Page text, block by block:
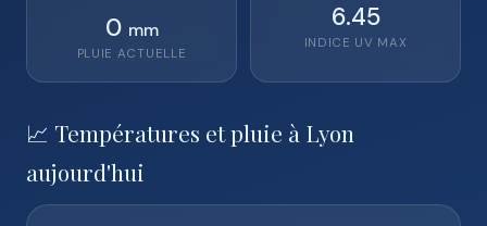
0 mm
PLUIE ACTUELLE
6.45
INDICE UV MAX
📈 Températures et pluie à Lyon
aujourd'hui